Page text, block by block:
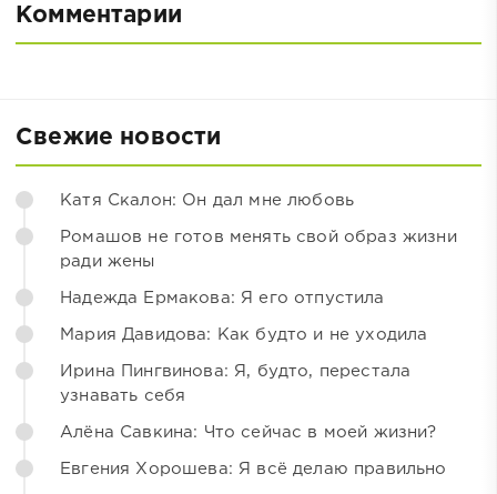
Комментарии
Свежие новости
Катя Скалон: Он дал мне любовь
Ромашов не готов менять свой образ жизни
ради жены
Надежда Ермакова: Я его отпустила
Мария Давидова: Как будто и не уходила
Ирина Пингвинова: Я, будто, перестала
узнавать себя
Алёна Савкина: Что сейчас в моей жизни?
Евгения Хорошева: Я всё делаю правильно